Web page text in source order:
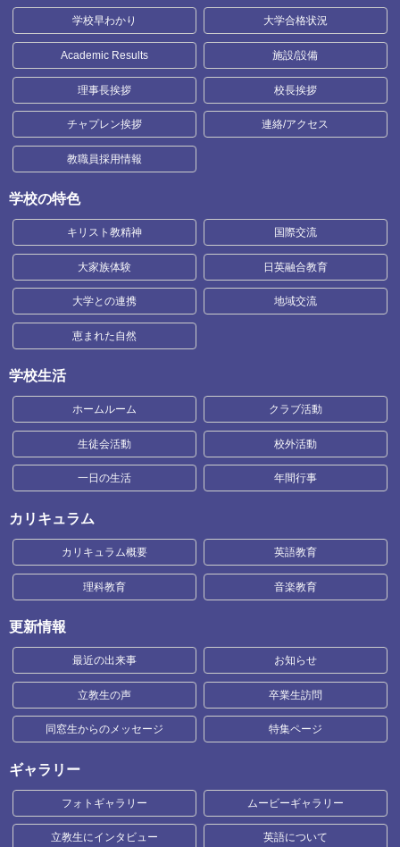
学校早わかり 大学合格状況
Academic Results 施設/設備
理事長挨拶 校長挨拶
チャプレン挨拶 連絡/アクセス
教職員採用情報
学校の特色
キリスト教精神 国際交流
大家族体験 日英融合教育
大学との連携 地域交流
恵まれた自然
学校生活
ホームルーム クラブ活動
生徒会活動 校外活動
一日の生活 年間行事
カリキュラム
カリキュラム概要 英語教育
理科教育 音楽教育
更新情報
最近の出来事 お知らせ
立教生の声 卒業生訪問
同窓生からのメッセージ 特集ページ
ギャラリー
フォトギャラリー ムービーギャラリー
立教生にインタビュー 英語について